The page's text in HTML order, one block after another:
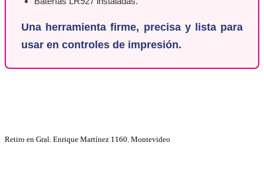
Una herramienta firme, precisa y lista para
usar en controles de impresión.
Retiro en Gral. Enrique Martínez 1160. Montevideo